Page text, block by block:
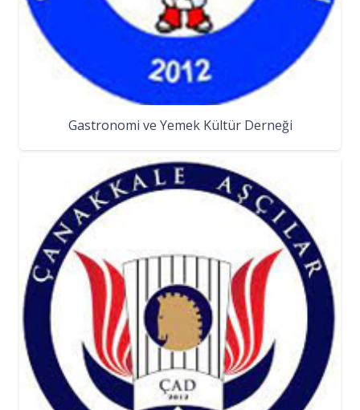
Gastronomi ve Yemek Kültür Derneği